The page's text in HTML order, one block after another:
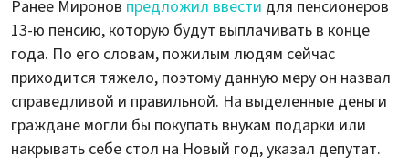
Ранее Миронов предложил ввести для пенсионеров
13-ю пенсию, которую будут выплачивать в конце
года. По его словам, пожилым людям сейчас
приходится тяжело, поэтому данную меру он назвал
справедливой и правильной. На выделенные деньги
граждане могли бы покупать внукам подарки или
накрывать себе стол на Новый год, указал депутат.